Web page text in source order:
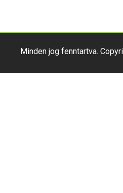
Minden jog fenntartva.